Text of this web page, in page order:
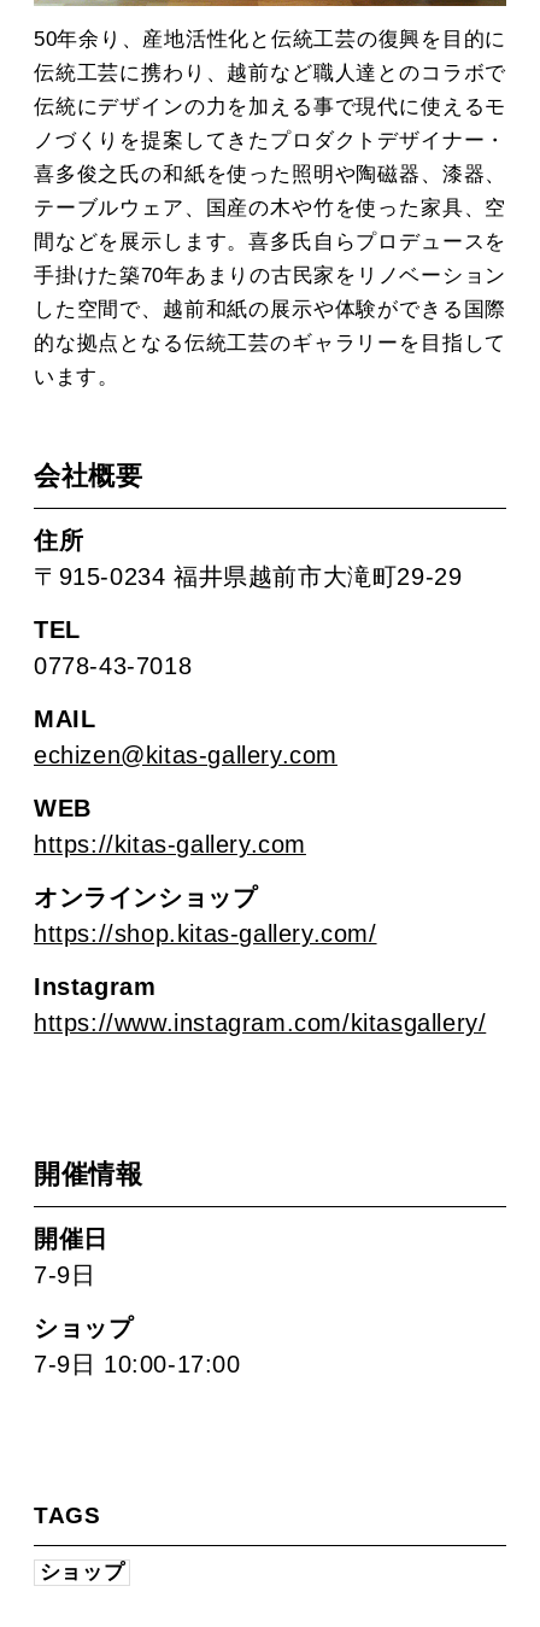
50年余り、産地活性化と伝統工芸の復興を目的に
伝統工芸に携わり、越前など職人達とのコラボで
伝統にデザインの力を加える事で現代に使えるモ
ノづくりを提案してきたプロダクトデザイナー・
喜多俊之氏の和紙を使った照明や陶磁器、漆器、
テーブルウェア、国産の木や竹を使った家具、空
間などを展示します。喜多氏自らプロデュースを
手掛けた築70年あまりの古民家をリノベーション
した空間で、越前和紙の展示や体験ができる国際
的な拠点となる伝統工芸のギャラリーを目指して
います。
会社概要
住所
〒915-0234 福井県越前市大滝町29-29
TEL
0778-43-7018
MAIL
echizen@kitas-gallery.com
WEB
https://kitas-gallery.com
オンラインショップ
https://shop.kitas-gallery.com/
Instagram
https://www.instagram.com/kitasgallery/
開催情報
開催日
7-9日
ショップ
7-9日 10:00-17:00
TAGS
ショップ